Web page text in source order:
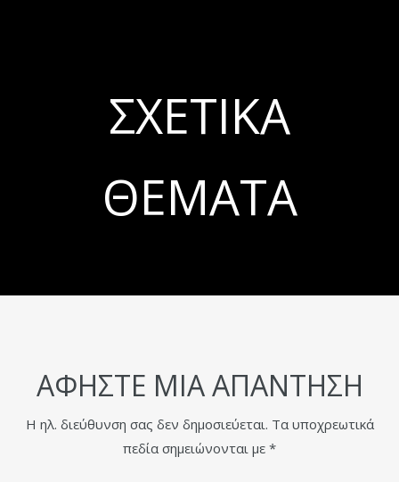
ΣΧΕΤΙΚΆ
ΘΈΜΑΤΑ
ΑΦΉΣΤΕ ΜΙΑ ΑΠΆΝΤΗΣΗ
Η ηλ. διεύθυνση σας δεν δημοσιεύεται. Τα υποχρεωτικά
πεδία σημειώνονται με *